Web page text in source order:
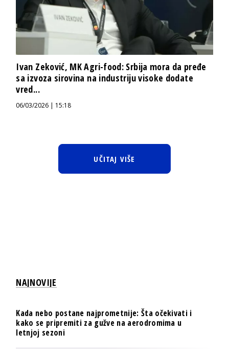
Ivan Zeković, MK Agri-food: Srbija mora da pređe
sa izvoza sirovina na industriju visoke dodate
vred...
06/03/2026 | 15:18
UČITAJ VIŠE
NAJNOVIJE
Kada nebo postane najprometnije: Šta očekivati i
kako se pripremiti za gužve na aerodromima u
letnjoj sezoni